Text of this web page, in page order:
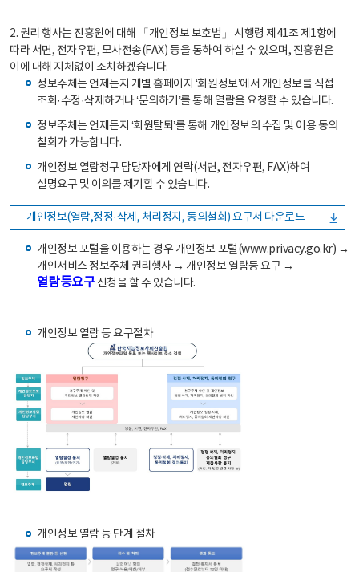
2. 권리 행사는 진흥원에 대해 「개인정보 보호법」 시행령 제41조 제1항에
따라 서면, 전자우편, 모사전송(FAX) 등을 통하여 하실 수 있으며, 진흥원은
이에 대해 지체없이 조치하겠습니다.
정보주체는 언제든지 개별 홈페이지 ‘회원정보’에서 개인정보를 직접
조회·수정·삭제하거나 ‘문의하기’를 통해 열람을 요청할 수 있습니다.
정보주체는 언제든지 ‘회원탈퇴’를 통해 개인정보의 수집 및 이용 동의
철회가 가능합니다.
개인정보 열람청구 담당자에게 연락(서면, 전자우편, FAX)하여
설명요구 및 이의를 제기할 수 있습니다.
개인정보(열람,정정·삭제, 처리정지, 동의철회) 요구서 다운로드
개인정보 포털을 이용하는 경우 개인정보 포털(www.privacy.go.kr) →
개인서비스 정보주체 권리행사 → 개인정보 열람등 요구 →
열람등요구신청을 할 수 있습니다.
개인정보 열람 등 요구절차
개인정보 열람 등 단계 절차